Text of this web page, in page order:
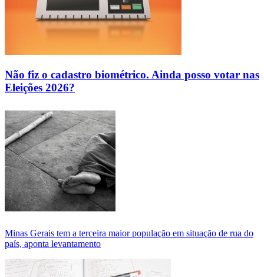
Não fiz o cadastro biométrico. Ainda posso votar nas
Eleições 2026?
Minas Gerais tem a terceira maior população em situação de rua do
país, aponta levantamento